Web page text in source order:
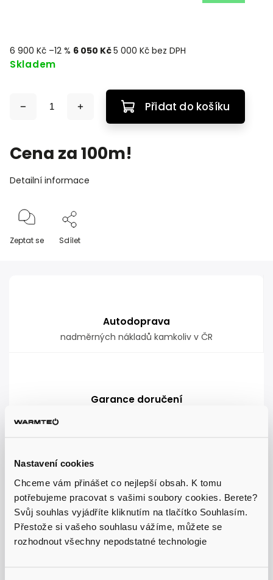
Nastavení cookies
Chceme vám přinášet co nejlepší obsah. K tomu
potřebujeme pracovat s vašimi soubory cookies. Berete?
Svůj souhlas vyjádříte kliknutím na tlačítko Souhlasím.
Přestože si vašeho souhlasu vážíme, můžete se
rozhodnout všechny nepodstatné technologie
6 900 Kč –12 % 6 050 Kč5 000 Kč bez DPH
Skladem
Přidat do košíku
Cena za 100m!
Detailní informace
Zeptat se Sdílet
Autodoprava
nadměrných nákladů kamkoliv v ČR
Garance doručení
Expresní doručení
do 48 hodin